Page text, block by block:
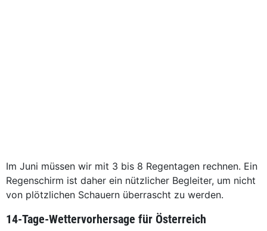
Im Juni müssen wir mit 3 bis 8 Regentagen rechnen. Ein
Regenschirm ist daher ein nützlicher Begleiter, um nicht
von plötzlichen Schauern überrascht zu werden.
14-Tage-Wettervorhersage für Österreich